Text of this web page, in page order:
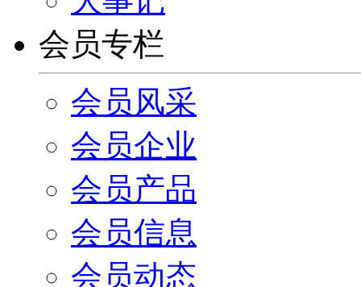
会员专栏
会员风采
会员企业
会员产品
会员信息
会员动态